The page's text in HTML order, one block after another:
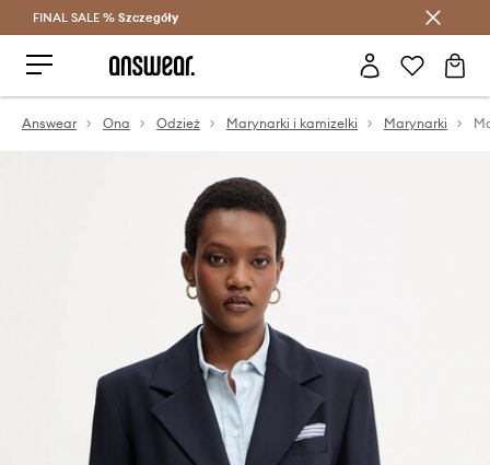
Oszczędzaj z Answear Club >
FINAL SALE % Szczegóły
Answear Ona Odzież Marynarki i kamizelki Marynarki